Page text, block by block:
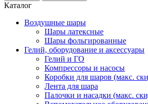
Каталог
Воздушные шары
Шары латексные
Шары фольгированные
Гелий, оборудование и аксессуары
Гелий и ГО
Компрессоры и насосы
Коробки для шаров (макс.
Лента для шара
Палочки и насадки (макс.